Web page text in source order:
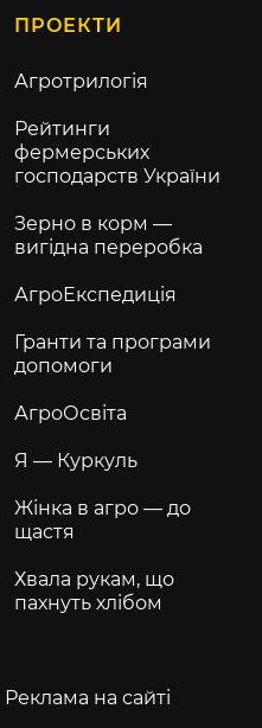
ПРОЕКТИ
Агротрилогія
Рейтинги
фермерських
господарств України
Зерно в корм —
вигідна переробка
АгроЕкспедиція
Гранти та програми
допомоги
АгроОсвіта
Я — Куркуль
Жінка в агро — до
щастя
Хвала рукам, що
пахнуть хлібом
Реклама на сайті